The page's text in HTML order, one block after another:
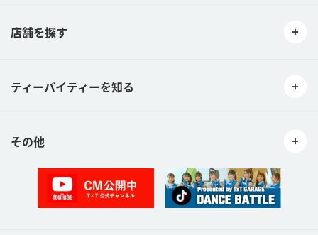
店舗を探す
ティーバイティーを知る
その他